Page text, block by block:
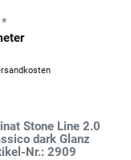
Stone Line 2.0
dark Glanz
Nr.: 2909